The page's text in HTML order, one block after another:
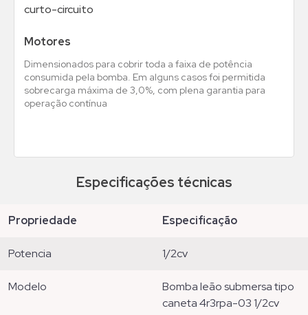
curto-circuito
Motores
Dimensionados para cobrir toda a faixa de potência
consumida pela bomba. Em alguns casos foi permitida
sobrecarga máxima de 3,0%, com plena garantia para
operação contínua
Especificações técnicas
propriedade especificação
potencia 1/2cv
modelo
bomba leão submersa tipo
caneta 4r3rpa-03 1/2cv